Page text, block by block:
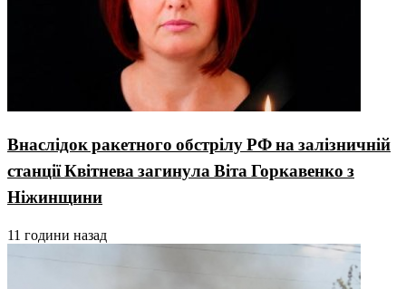
Внаслідок ракетного обстрілу РФ на залізничній
станції Квітнева загинула Віта Горкавенко з
Ніжинщини
11 години назад